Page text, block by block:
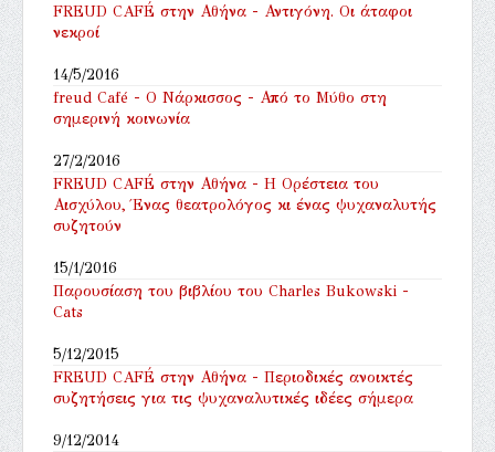
FREUD CAFÉ στην Αθήνα - Αντιγόνη. Οι άταφοι
νεκροί
14/5/2016
freud Café - Ο Νάρκισσος - Από το Μύθο στη
σημερινή κοινωνία
27/2/2016
FREUD CAFÉ στην Αθήνα - ‎Η Ορέστεια του
Αισχύλου, Ένας θεατρολόγος κι ένας ψυχαναλυτής
συζητούν
15/1/2016
Παρουσίαση του βιβλίου του Charles Bukowski -
Cats
5/12/2015
FREUD CAFÉ στην Αθήνα - Περιοδικές ανοικτές
συζητήσεις για τις ψυχαναλυτικές ιδέες σήμερα
9/12/2014